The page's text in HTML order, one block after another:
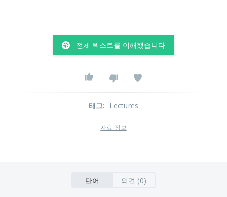
전체 텍스트를 이해했습니다
태그: Lectures
자료 정보
단어 의견 (0)